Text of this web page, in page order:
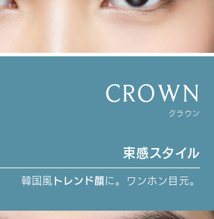
CROWN
クラウン
束感スタイル
韓国風 トレンド顔に。ワンホン目元。